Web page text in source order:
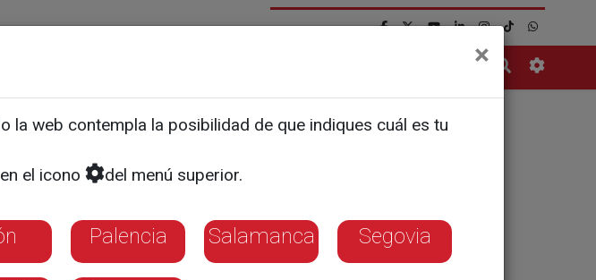
por niños
×
la web contempla la posibilidad de que indiques cuál es tu
el icono
del menú superior.
Palencia Salamanca Segovia